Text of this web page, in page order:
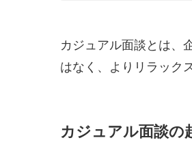
カジュアル面談とは、
はなく、よりリラック
カジュアル面談の